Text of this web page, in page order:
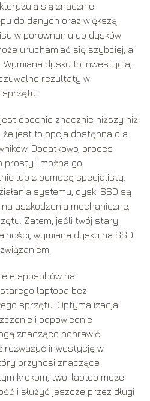
się znacznie
do danych oraz większą
w porównaniu do dysków
uruchamiać się szybciej, a
Wymiana dysku to inwestycja,
rezultaty w
obecnie znacznie niższy niż
że jest to opcja dostępna dla
Dodatkowo, proces
prosty i można go
lub z pomocą specjalisty.
systemu, dyski SSD są
uszkodzenia mechaniczne,
Zatem, jeśli twój stary
wymiana dysku na SSD
sposobów na
laptopa bez
sprzętu. Optymalizacja
i odpowiednie
znacząco poprawić
rozważyć inwestycję w
przynosi znaczące
krokom, twój laptop może
i służyć jeszcze przez długi